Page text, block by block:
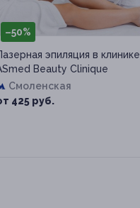
–50%
эпиляция в клинике
Beauty Clinique
Смоленская
425 руб.